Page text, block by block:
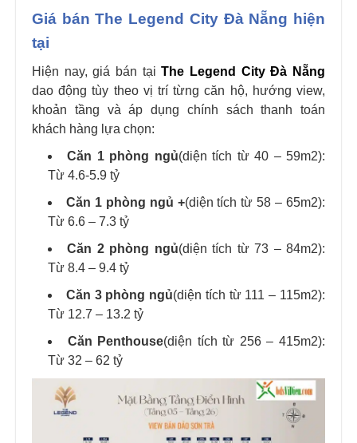
Giá bán The Legend City Đà Nẵng hiện
tại
Hiện nay, giá bán tạiThe Legend City Đà Nẵng
dao động tùy theo vị trí từng căn hộ, hướng view,
khoản tầng và áp dụng chính sách thanh toán
khách hàng lựa chọn:
Căn 1 phòng ngủ(diện tích từ 40 – 59m2):
Từ 4.6-5.9 tỷ
Căn 1 phòng ngủ +(diện tích từ 58 – 65m2):
Từ 6.6 – 7.3 tỷ
Căn 2 phòng ngủ(diện tích từ 73 – 84m2):
Từ 8.4 – 9.4 tỷ
Căn 3 phòng ngủ(diện tích từ 111 – 115m2):
Từ 12.7 – 13.2 tỷ
Căn Penthouse(diện tích từ 256 – 415m2):
Từ 32 – 62 tỷ